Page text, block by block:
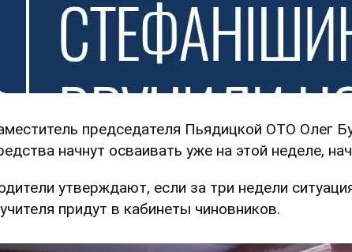
председателя Пьядицкой ОТО Олег
начнут осваивать уже на этой неделе,
утверждают, если за три недели
придут в кабинеты чиновников.